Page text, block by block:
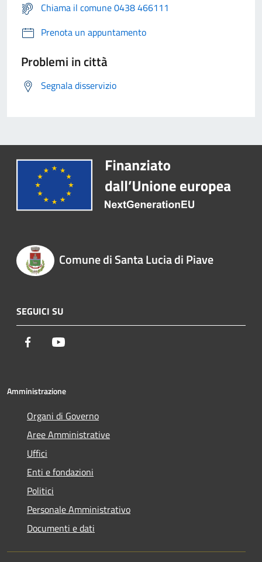
Chiama il comune 0438 466111
Prenota un appuntamento
Problemi in città
Segnala disservizio
Comune di Santa Lucia di Piave
SEGUICI SU
Facebook
Amministrazione
Organi di Governo
Aree Amministrative
Uffici
Enti e fondazioni
Politici
Personale Amministrativo
Documenti e dati